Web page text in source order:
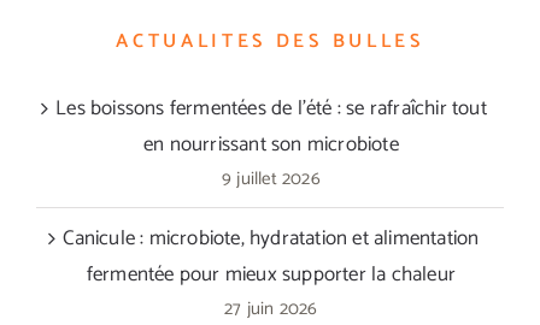
ACTUALITES DES BULLES
Les boissons fermentées de l’été : se rafraîchir tout
en nourrissant son microbiote
9 juillet 2026
Canicule : microbiote, hydratation et alimentation
fermentée pour mieux supporter la chaleur
27 juin 2026